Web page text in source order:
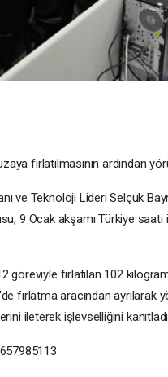
fırlatılmasının ardından
ve Teknoloji Lideri Selçuk
9 Ocak akşamı Türkiye
fırlatılan 102 kilogram
fırlatma aracından ayrılarak
ileterek işlevselliğini